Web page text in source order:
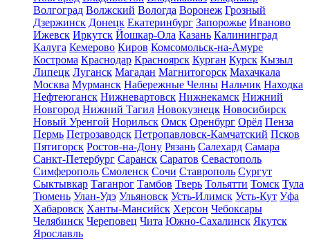
Волгоград Волжский Вологда Воронеж Грозный
Дзержинск Донецк Екатеринбург Запорожье Иваново
Ижевск Иркутск Йошкар-Ола Казань Калининград
Калуга Кемерово Киров Комсомольск-на-Амуре
Кострома Краснодар Красноярск Курган Курск Кызыл
Липецк Луганск Магадан Магнитогорск Махачкала
Москва Мурманск Набережные Челны Нальчик Находка
Нефтеюганск Нижневартовск Нижнекамск Нижний
Новгород Нижний Тагил Новокузнецк Новосибирск
Новый Уренгой Норильск Омск Оренбург Орёл Пенза
Пермь Петрозаводск Петропавловск-Камчатский Псков
Пятигорск Ростов-на-Дону Рязань Салехард Самара
Санкт-Петербург Саранск Саратов Севастополь
Симферополь Смоленск Сочи Ставрополь Сургут
Сыктывкар Таганрог Тамбов Тверь Тольятти Томск Тула
Тюмень Улан-Удэ Ульяновск Усть-Илимск Усть-Кут Уфа
Хабаровск Ханты-Мансийск Херсон Чебоксары
Челябинск Череповец Чита Южно-Сахалинск Якутск
Ярославль